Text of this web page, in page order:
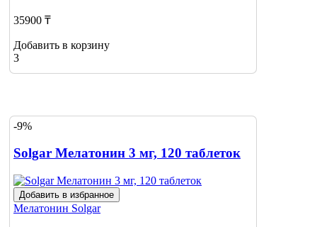
35900 ₸
Добавить в корзину
3
-9%
Solgar Мелатонин 3 мг, 120 таблеток
Добавить в избранное
Мелатонин Solgar